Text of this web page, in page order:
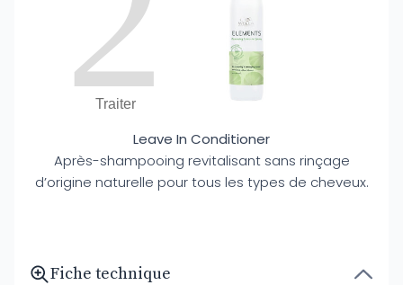
Traiter
Leave In Conditioner
Après-shampooing revitalisant sans rinçage
d’origine naturelle pour tous les types de cheveux.
Fiche technique